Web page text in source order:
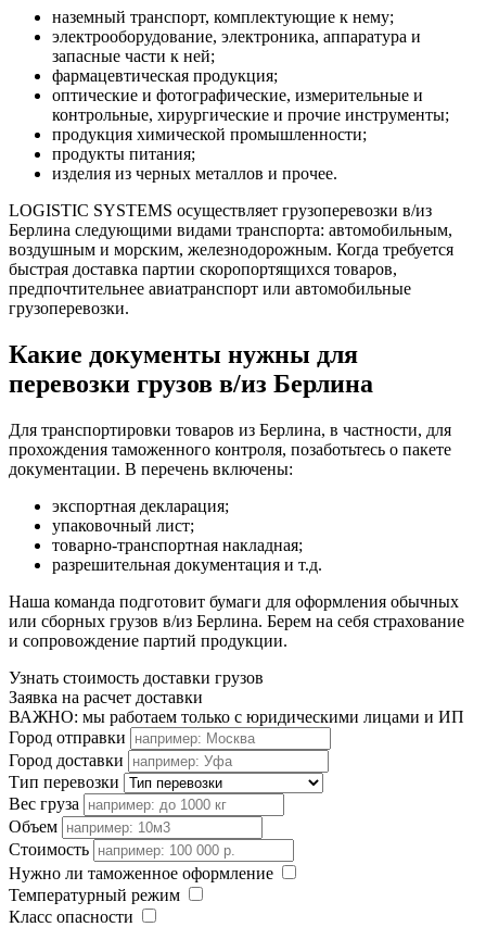
наземный транспорт, комплектующие к нему;
электрооборудование, электроника, аппаратура и
запасные части к ней;
фармацевтическая продукция;
оптические и фотографические, измерительные и
контрольные, хирургические и прочие инструменты;
продукция химической промышленности;
продукты питания;
изделия из черных металлов и прочее.
LOGISTIC SYSTEMS осуществляет грузоперевозки в/из
Берлина следующими видами транспорта: автомобильным,
воздушным и морским, железнодорожным. Когда требуется
быстрая доставка партии скоропортящихся товаров,
предпочтительнее авиатранспорт или автомобильные
грузоперевозки.
Какие документы нужны для
перевозки грузов в/из Берлина
Для транспортировки товаров из Берлина, в частности, для
прохождения таможенного контроля, позаботьтесь о пакете
документации. В перечень включены:
экспортная декларация;
упаковочный лист;
товарно-транспортная накладная;
разрешительная документация и т.д.
Наша команда подготовит бумаги для оформления обычных
или сборных грузов в/из Берлина. Берем на себя страхование
и сопровождение партий продукции.
Узнать стоимость доставки грузов
Заявка на расчет доставки
ВАЖНО: мы работаем только с юридическими лицами и ИП
Город отправки
Город доставки
Тип перевозки
Вес груза
Объем
Стоимость
Нужно ли таможенное оформление
Температурный режим
Класс опасности